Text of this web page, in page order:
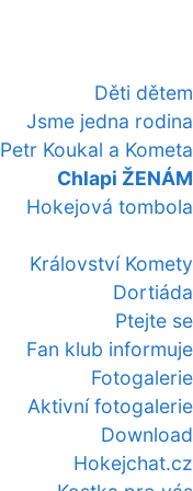
Děti dětem
Jsme jedna rodina
Petr Koukal a Kometa
Chlapi ŽENÁM
Hokejová tombola
Království Komety
Dortiáda
Ptejte se
Fan klub informuje
Fotogalerie
Aktivní fotogalerie
Download
Hokejchat.cz